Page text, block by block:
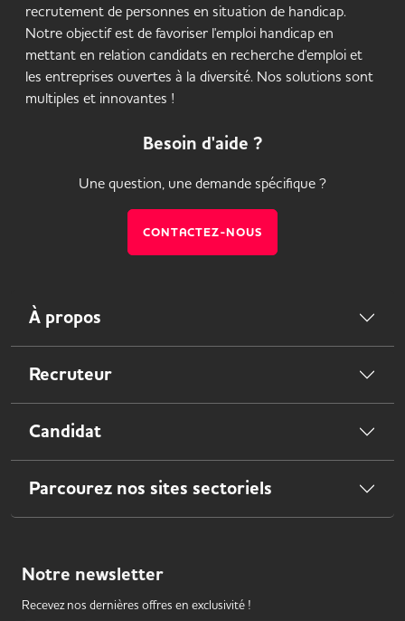
recrutement de personnes en situation de handicap.
Notre objectif est de favoriser l'emploi handicap en
mettant en relation candidats en recherche d'emploi et
les entreprises ouvertes à la diversité. Nos solutions sont
multiples et innovantes !
Besoin d'aide ?
Une question, une demande spécifique ?
CONTACTEZ-NOUS
À propos
Recruteur
Candidat
Parcourez nos sites sectoriels
Notre newsletter
Recevez nos dernières offres en exclusivité !